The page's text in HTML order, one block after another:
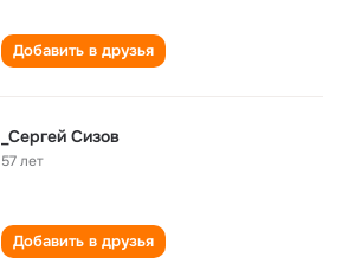
Добавить в друзья
_Сергей Сизов
57 лет
Добавить в друзья